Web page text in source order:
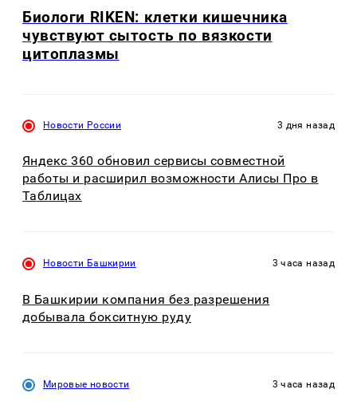
Биологи RIKEN: клетки кишечника
чувствуют сытость по вязкости
цитоплазмы
Новости России 3 дня назад
Яндекс 360 обновил сервисы совместной
работы и расширил возможности Алисы Про в
Таблицах
Новости Башкирии 3 часа назад
В Башкирии компания без разрешения
добывала бокситную руду
Мировые новости 3 часа назад